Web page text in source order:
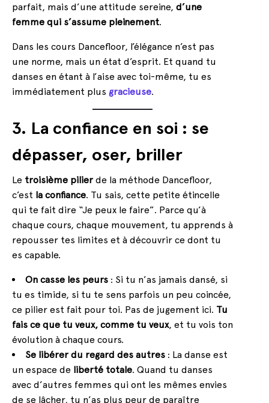
parfait, mais d’une attitude sereine, d’une
femme qui s’assume pleinement.
Dans les cours Dancefloor, l’élégance n’est pas
une norme, mais un état d’esprit. Et quand tu
danses en étant à l’aise avec toi-même, tu es
immédiatement plus gracieuse.
3. La confiance en soi : se
dépasser, oser, briller
Le troisième pilier de la méthode Dancefloor,
c’est la confiance. Tu sais, cette petite étincelle
qui te fait dire “Je peux le faire”. Parce qu’à
chaque cours, chaque mouvement, tu apprends à
repousser tes limites et à découvrir ce dont tu
es capable.
On casse les peurs : Si tu n’as jamais dansé, si
tu es timide, si tu te sens parfois un peu coincée,
ce pilier est fait pour toi. Pas de jugement ici. Tu
fais ce que tu veux, comme tu veux, et tu vois ton
évolution à chaque cours.
Se libérer du regard des autres : La danse est
un espace de liberté totale. Quand tu danses
avec d’autres femmes qui ont les mêmes envies
de se lâcher, tu n’as plus peur de paraître